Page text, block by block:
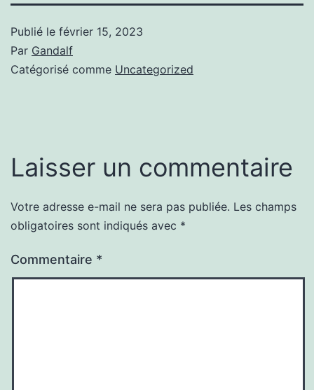
Publié le février 15, 2023
Par Gandalf
Catégorisé comme Uncategorized
Laisser un commentaire
Votre adresse e-mail ne sera pas publiée. Les champs
obligatoires sont indiqués avec *
Commentaire *